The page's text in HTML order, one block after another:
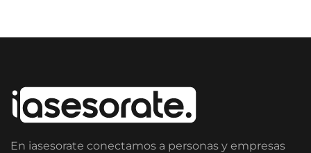
En iasesorate conectamos a personas y empresas